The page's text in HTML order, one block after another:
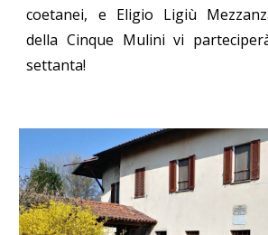
coetanei, e Eligio Ligiù
della Cinque Mulini vi
settanta!